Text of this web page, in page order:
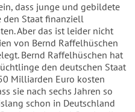
dass junge und gebildete
den Staat finanziell
Aber das ist leider nicht
von Bernd Raffelhüschen
Bernd Raffelhüschen hat
den deutschen Staat
Milliarden Euro kosten
sie nach sechs Jahren so
schon in Deutschland